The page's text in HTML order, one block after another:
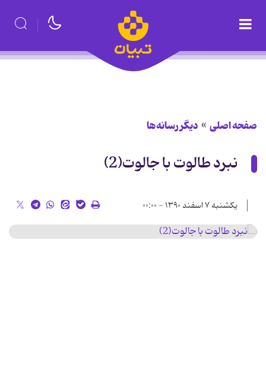
صفحه اصلی دیگر رسانه‌ها
نبرد طالوت با جالوت(2)
یکشنبه ۷ اسفند ۱۳۹۰ - ۰۰:۰۰